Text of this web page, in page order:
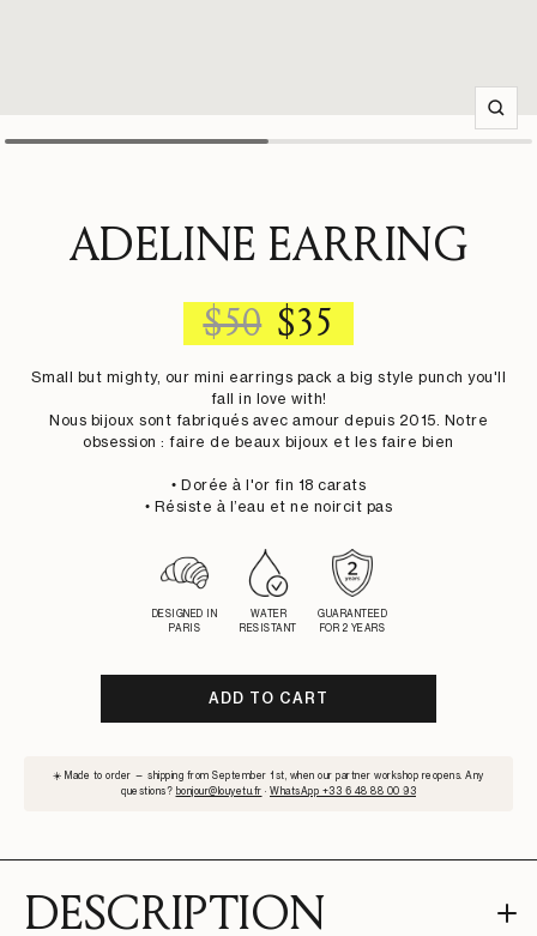
Zoom
ADELINE EARRING
REGULAR
PRICE
$50 SALE
PRICE
$35
Small but mighty, our mini earrings pack a big style punch you'll
fall in love with!
Nous bijoux sont fabriqués avec amour depuis 2015. Notre
obsession : faire de beaux bijoux et les faire bien
• Dorée à l'or fin 18 carats
• Résiste à l’eau et ne noircit pas
DESIGNED IN
PARIS
WATER
RESISTANT
GUARANTEED
FOR 2 YEARS
ADD TO CART
☀️ Made to order — shipping from September 1st, when our partner workshop reopens. Any
questions? bonjour@louyetu.fr · WhatsApp +33 6 48 88 00 93
DESCRIPTION